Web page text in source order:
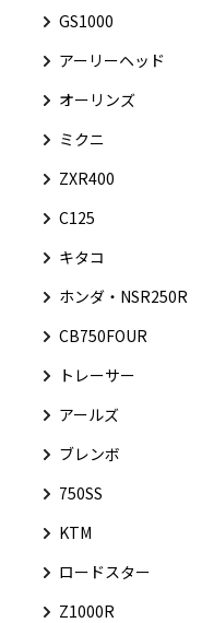
GS1000
アーリーヘッド
オーリンズ
ミクニ
ZXR400
C125
キタコ
ホンダ・NSR250R
CB750FOUR
トレーサー
アールズ
ブレンボ
750SS
KTM
ロードスター
Z1000R